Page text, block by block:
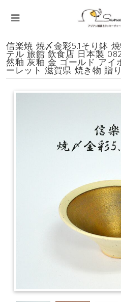
信楽焼 焼〆金彩5.1そり鉢
テル 旅館 飲食店 日本製
然釉 灰釉 金 ゴールド アイ
ーレット 滋賀県 焼き物 贈